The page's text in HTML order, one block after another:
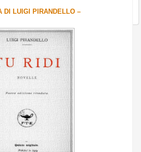
DI LUIGI PIRANDELLO –